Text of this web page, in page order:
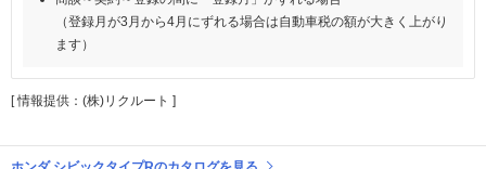
（登録月が3月から4月にずれる場合は自動車税の額が大きく上がり
ます）
[ 情報提供：(株)リクルート ]